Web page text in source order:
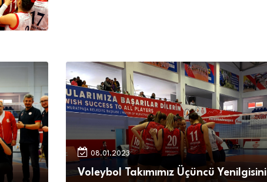
08.01.2023
Voleybol Takımımız Üçüncü Yenilgisini